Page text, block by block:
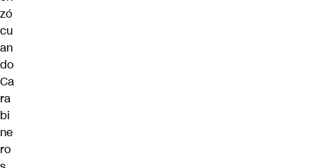
zó
cu
an
do
Ca
ra
bi
ne
ro